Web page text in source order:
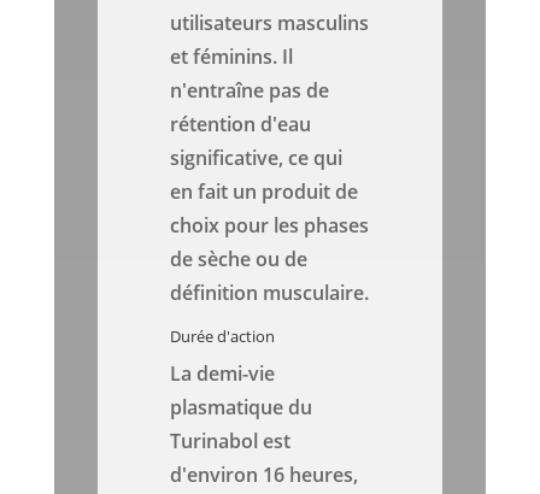
utilisateurs masculins
et féminins. Il
n'entraîne pas de
rétention d'eau
significative, ce qui
en fait un produit de
choix pour les phases
de sèche ou de
définition musculaire.
Durée d'action
La demi-vie
plasmatique du
Turinabol est
d'environ 16 heures,